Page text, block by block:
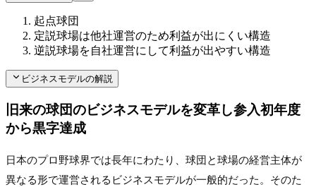
起点球団
定説球場は他社運営のため利益が出にくい構造
逆説球場を自社運営にして利益が出やすい構造
ビジネスモデルの解説
旧来の球団のビジネスモデルを変革し参入初年度
から黒字達成
日本のプロ野球界では長年にわたり、球団と球場の経営主体が
異なる形で運営されるビジネスモデルが一般的だった。そのた